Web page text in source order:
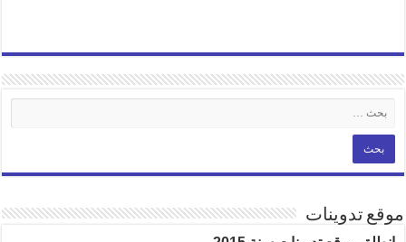
موقع تدوينات